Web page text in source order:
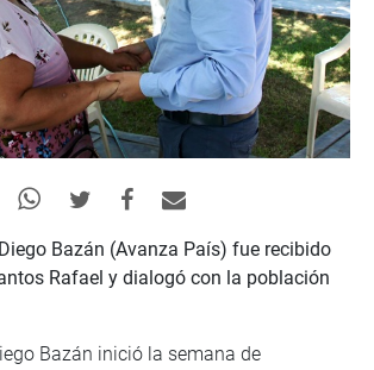
Bazán (Avanza País) fue recibido
Rafael y dialogó con la población
Bazán inició la semana de